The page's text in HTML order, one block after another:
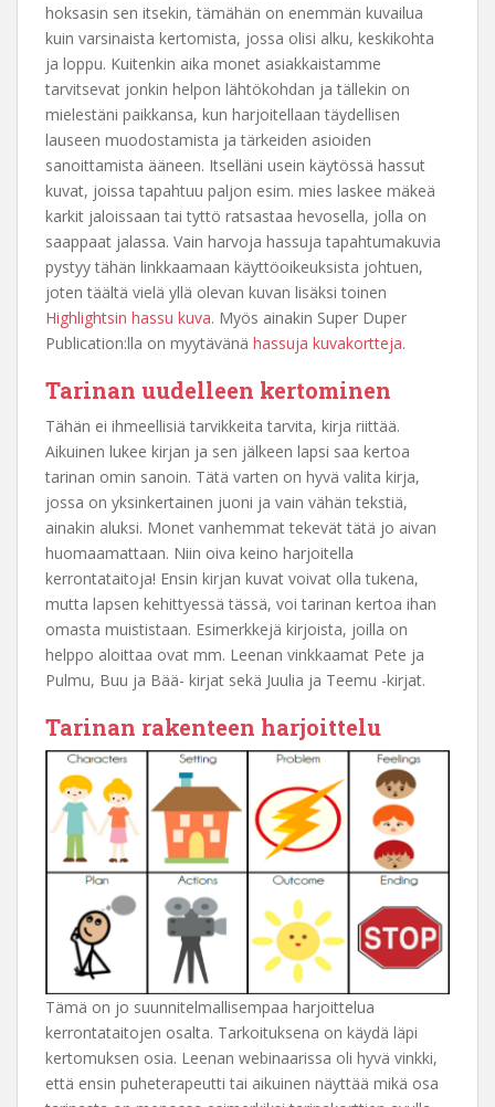
hoksasin sen itsekin, tämähän on enemmän kuvailua
kuin varsinaista kertomista, jossa olisi alku, keskikohta
ja loppu. Kuitenkin aika monet asiakkaistamme
tarvitsevat jonkin helpon lähtökohdan ja tällekin on
mielestäni paikkansa, kun harjoitellaan täydellisen
lauseen muodostamista ja tärkeiden asioiden
sanoittamista ääneen. Itselläni usein käytössä hassut
kuvat, joissa tapahtuu paljon esim. mies laskee mäkeä
karkit jaloissaan tai tyttö ratsastaa hevosella, jolla on
saappaat jalassa. Vain harvoja hassuja tapahtumakuvia
pystyy tähän linkkaamaan käyttöoikeuksista johtuen,
joten täältä vielä yllä olevan kuvan lisäksi toinen
Highlightsin hassu kuva. Myös ainakin Super Duper
Publication:lla on myytävänä hassuja kuvakortteja.
Tarinan uudelleen kertominen
Tähän ei ihmeellisiä tarvikkeita tarvita, kirja riittää.
Aikuinen lukee kirjan ja sen jälkeen lapsi saa kertoa
tarinan omin sanoin. Tätä varten on hyvä valita kirja,
jossa on yksinkertainen juoni ja vain vähän tekstiä,
ainakin aluksi. Monet vanhemmat tekevät tätä jo aivan
huomaamattaan. Niin oiva keino harjoitella
kerrontataitoja! Ensin kirjan kuvat voivat olla tukena,
mutta lapsen kehittyessä tässä, voi tarinan kertoa ihan
omasta muististaan. Esimerkkejä kirjoista, joilla on
helppo aloittaa ovat mm. Leenan vinkkaamat Pete ja
Pulmu, Buu ja Bää- kirjat sekä Juulia ja Teemu -kirjat.
Tarinan rakenteen harjoittelu
Tämä on jo suunnitelmallisempaa harjoittelua
kerrontataitojen osalta. Tarkoituksena on käydä läpi
kertomuksen osia. Leenan webinaarissa oli hyvä vinkki,
että ensin puheterapeutti tai aikuinen näyttää mikä osa